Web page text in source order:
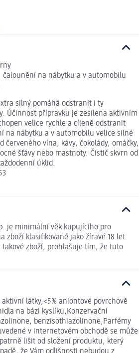
čalounění na nábytku a v automobilu
silný pomáhá odstranit i ty
Účinnost přípravku je zesílena aktivním
velice rychle a cíleně odstranit
na nábytku a v automobilu velice silné
červeného vína, kávy, čokolády, omáčky,
šťávy nebo mastnoty. Čistič skvrn od
úklid.
je minimální věk kupujícího pro
zboží klasifikované jako žíravé 18 let.
takové zboží, prohlašuje tím, že tuto
látky,<5% aniontové povrchově
na bázi kyslíku,Konzervační
benzisothiazolinone,Parfémy
v internetovém obchodě se může
lišit od složení produktu, který